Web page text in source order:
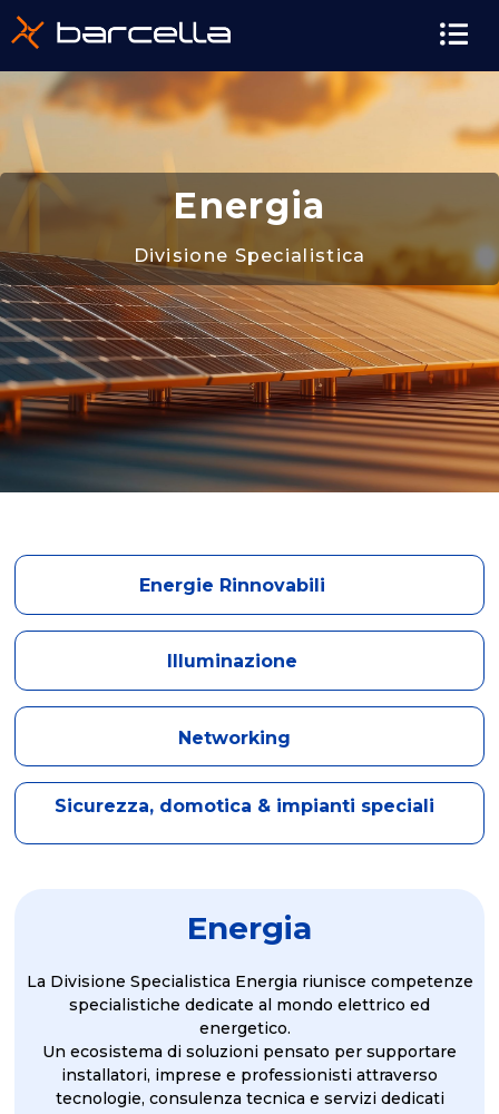
contenuto
Energia
Divisione Specialistica
Energie Rinnovabili
Illuminazione
Networking
Sicurezza, domotica & impianti speciali
Energia
La Divisione Specialistica Energia riunisce competenze
specialistiche dedicate al mondo elettrico ed
energetico.
Un ecosistema di soluzioni pensato per supportare
installatori, imprese e professionisti attraverso
tecnologie, consulenza tecnica e servizi dedicati